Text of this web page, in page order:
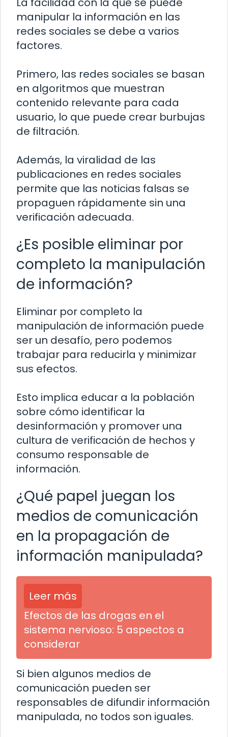
manipular la información en las
redes sociales se debe a varios
factores.
Primero, las redes sociales se basan
en algoritmos que muestran
contenido relevante para cada
usuario, lo que puede crear burbujas
de filtración.
Además, la viralidad de las
publicaciones en redes sociales
permite que las noticias falsas se
propaguen rápidamente sin una
verificación adecuada.
¿Es posible eliminar por
completo la manipulación
de información?
Eliminar por completo la
manipulación de información puede
ser un desafío, pero podemos
trabajar para reducirla y minimizar
sus efectos.
Esto implica educar a la población
sobre cómo identificar la
desinformación y promover una
cultura de verificación de hechos y
consumo responsable de
información.
¿Qué papel juegan los
medios de comunicación
en la propagación de
información manipulada?
Leer más
Efectos de las drogas en el
sistema nervioso: 5 aspectos a
considerar
Si bien algunos medios de
comunicación pueden ser
responsables de difundir información
manipulada, no todos son iguales.